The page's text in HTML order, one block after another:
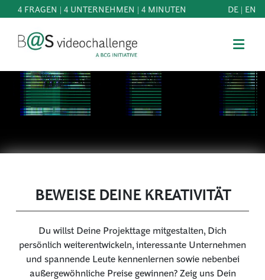
4 FRAGEN | 4 UNTERNEHMEN | 4 MINUTEN DE | EN
MITMACHEN
BEST
WISSEN
SCHIRMHERRSCHAFT
NEWS
BEWEISE DEINE KREATIVITÄT
Du willst Deine Projekttage mitgestalten, Dich
persönlich weiterentwickeln, interessante Unternehmen
und spannende Leute kennenlernen sowie nebenbei
außergewöhnliche Preise gewinnen? Zeig uns Dein
b@Svideochallenge - A BCG INITIATIVE
Registriere dich als Teilnehmer*in
Geburtsdatum*
E-Mail-Adresse*